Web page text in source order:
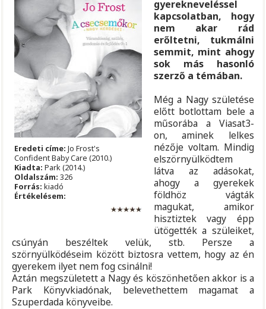
Eredeti címe: Jo Frost's
Confident Baby Care (2010.)
Kiadta: Park (2014.)
Oldalszám: 326
Forrás: kiadó
Értékelésem:
gyerekneveléssel
kapcsolatban, hogy
nem akar rád
erőltetni, tukmálni
semmit, mint ahogy
sok más hasonló
szerző a témában.
Még a Nagy születése
előtt botlottam bele a
műsorába a Viasat3-
on, aminek lelkes
nézője voltam. Mindig
elszörnyülködtem
látva az adásokat,
ahogy a gyerekek
földhöz vágták
magukat, amikor
hisztiztek vagy épp
ütögették a szüleiket,
csúnyán beszéltek velük, stb. Persze a
szörnyülködéseim között biztosra vettem, hogy az én
gyerekem ilyet nem fog csinálni!
Aztán megszületett a Nagy és köszönhetően akkor is a
Park Könyvkiadónak, belevethettem magamat a
Szuperdada könyveibe.